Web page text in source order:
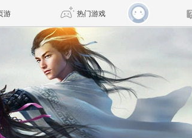
游 热门游戏
DNF 传奇4
天堂 剑网3旗舰版 新天龙八部